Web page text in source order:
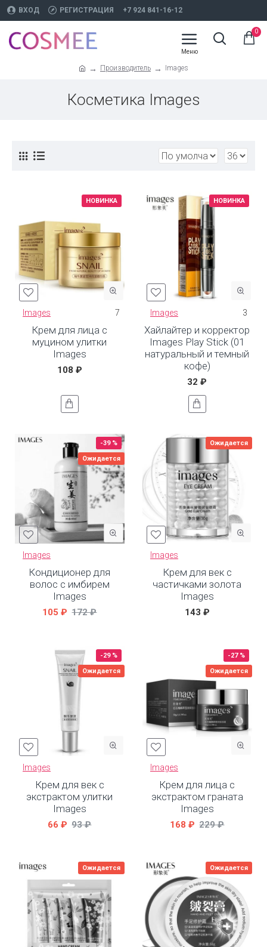
ВХОД РЕГИСТРАЦИЯ +7 924 841-16-12
0
Производитель Images
Косметика Images
НОВИНКА
Images 7
Крем для лица с
муцином улитки
Images
108 ₽
НОВИНКА
Images 3
Хайлайтер и корректор
Images Play Stick (01
натуральный и темный
кофе)
32 ₽
-39 %
Ожидается
Images
Кондиционер для
волос с имбирем
Images
105 ₽ 172 ₽
Ожидается
Images
Крем для век с
частичками золота
Images
143 ₽
-29 %
Ожидается
Images
Крем для век с
экстрактом улитки
Images
66 ₽ 93 ₽
-27 %
Ожидается
Images
Крем для лица с
экстрактом граната
Images
168 ₽ 229 ₽
Ожидается Ожидается